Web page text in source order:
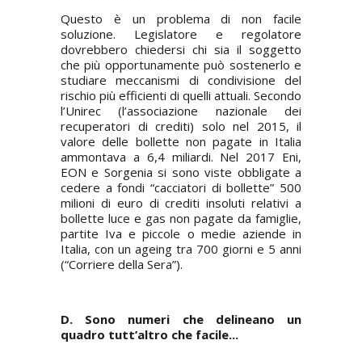
Questo è un problema di non facile
soluzione. Legislatore e regolatore
dovrebbero chiedersi chi sia il soggetto
che più opportunamente può sostenerlo e
studiare meccanismi di condivisione del
rischio più efficienti di quelli attuali. Secondo
l’Unirec (l’associazione nazionale dei
recuperatori di crediti) solo nel 2015, il
valore delle bollette non pagate in Italia
ammontava a 6,4 miliardi. Nel 2017 Eni,
EON e Sorgenia si sono viste obbligate a
cedere a fondi “cacciatori di bollette” 500
milioni di euro di crediti insoluti relativi a
bollette luce e gas non pagate da famiglie,
partite Iva e piccole o medie aziende in
Italia, con un ageing tra 700 giorni e 5 anni
(“Corriere della Sera”).
D. Sono numeri che delineano un
quadro tutt’altro che facile...